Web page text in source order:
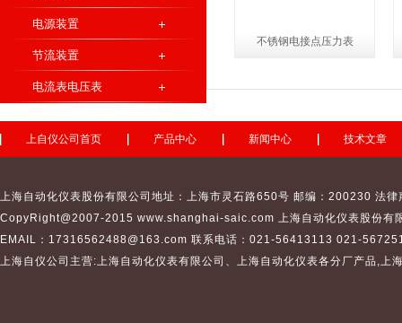
电源装置
节流装置
电流表电压表
不锈钢电接点压力表
上自仪公司首页 产品中心 新闻中心 技术文章
上海自动化仪表股份有限公司地址：上海市灵石路650号 邮编：200230 法律
CopyRight@2007-2015 www.shanghai-saic.com 上海自动化仪表股份有
EMAIL：17316562488@163.com 联系电话：021-56413113 021-
上海自仪公司主营:上海自动化仪表有限公司 、 上海自动化仪表各分厂产品,上